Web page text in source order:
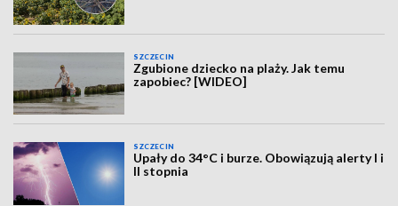
SZCZECIN
Zgubione dziecko na plaży. Jak temu
zapobiec? [WIDEO]
SZCZECIN
Upały do 34°C i burze. Obowiązują alerty I i
II stopnia